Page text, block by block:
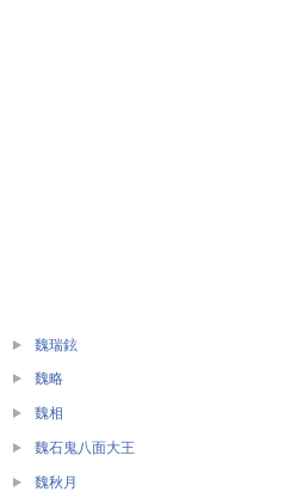
魏瑞鉉
魏略
魏相
魏石鬼八面大王
魏秋月